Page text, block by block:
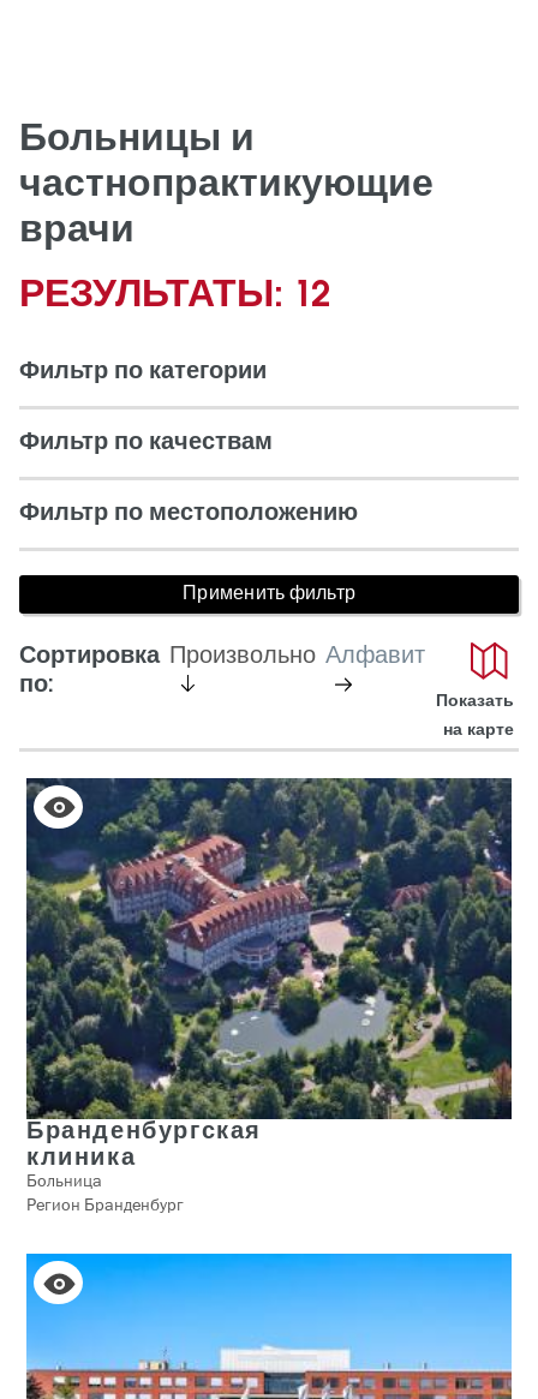
Больницы и
частнопрактикующие
врачи
РЕЗУЛЬТАТЫ: 12
Фильтр по категории
Фильтр по качествам
Фильтр по местоположению
Сортировка
по:
Произвольно
активен
Алфавит
не
Показать
на карте
Бранденбургская
клиника
Больница
Регион Бранденбург